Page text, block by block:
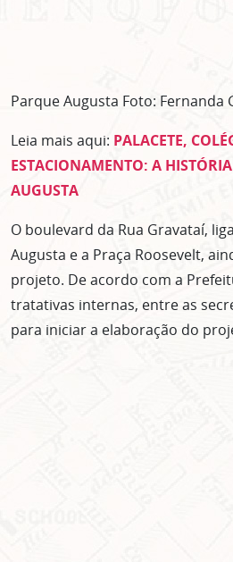
Parque Augusta Foto: Fernanda
Leia mais aqui: PALACETE,
ESTACIONAMENTO: A
AUGUSTA
O boulevard da Rua Gravataí,
Augusta e a Praça Roosevelt,
projeto. De acordo com a
tratativas internas, entre as
para iniciar a elaboração do